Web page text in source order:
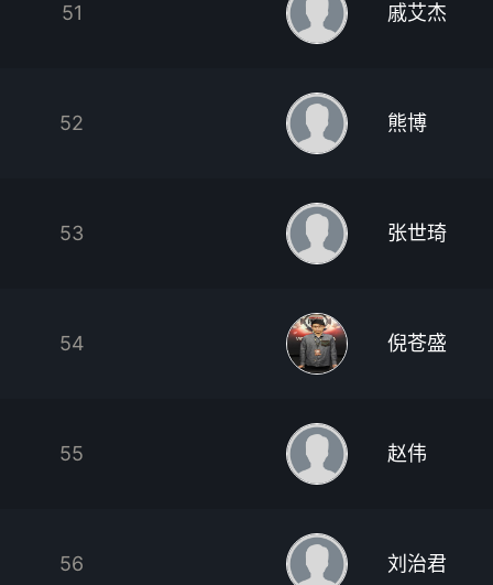
51 戚艾杰
52 熊博
53 张世琦
54 倪苍盛
55 赵伟
56 刘治君